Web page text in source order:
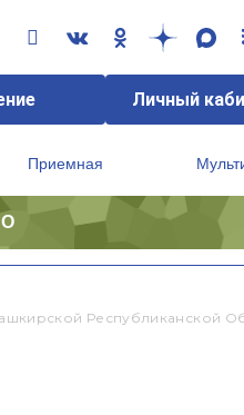
Личный
Приемная
Республиканской